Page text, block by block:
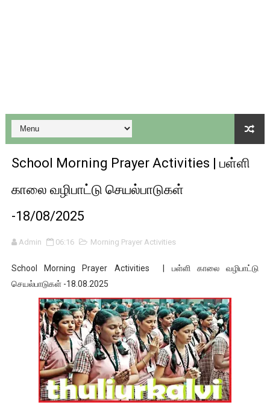
School Morning Prayer Activities | பள்ளி
காலை வழிபாட்டு செயல்பாடுகள்
-18/08/2025
Admin 06:16 Morning Prayer Activities
School Morning Prayer Activities | பள்ளி காலை வழிபாட்டு
செயல்பாடுகள் -18.08.2025